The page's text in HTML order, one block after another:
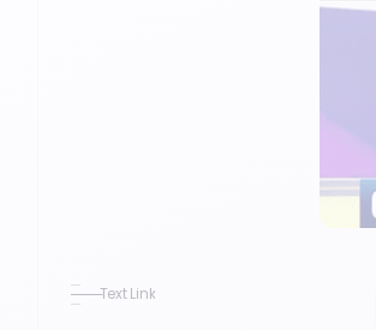
Text Link